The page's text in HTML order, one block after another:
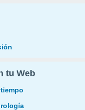
tu Web